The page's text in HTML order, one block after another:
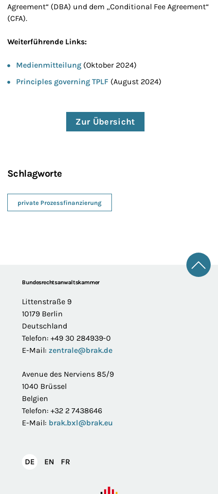
Agreement“ (DBA) und dem „Conditional Fee Agreement“
(CFA).
Weiterführende Links:
Medienmitteilung (Oktober 2024)
Principles governing TPLF (August 2024)
Zur Übersicht
Schlagworte
private Prozessfinanzierung
FooterBundesrechtsanwaltskammer
Littenstraße 9
10179 Berlin
Deutschland
Telefon: +49 30 284939-0
E-Mail: zentrale@brak.de
Avenue des Nerviens 85/9
1040 Brüssel
Belgien
Telefon: +32 2 7438646
E-Mail: brak.bxl@brak.eu
DEDeutsch
EN English
FR